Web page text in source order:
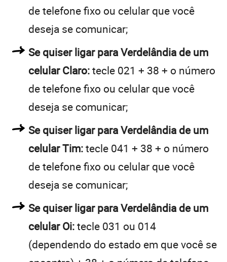
de telefone fixo ou celular que você
deseja se comunicar;
Se quiser ligar para Verdelândia de um
celular Claro:tecle 021 + 38 + o número
de telefone fixo ou celular que você
deseja se comunicar;
Se quiser ligar para Verdelândia de um
celular Tim:tecle 041 + 38 + o número
de telefone fixo ou celular que você
deseja se comunicar;
Se quiser ligar para Verdelândia de um
celular Oi:tecle 031 ou 014
(dependendo do estado em que você se